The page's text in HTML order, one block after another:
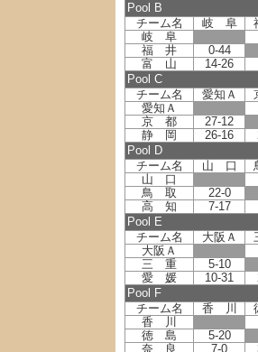
Pool B
チーム名
岐 阜
岐 阜
福 井
0-44
富 山
14-26
Pool C
チーム名
愛知Ａ
愛知Ａ
京 都
27-12
静 岡
26-16
Pool D
チーム名
山 口
山 口
鳥 取
22-0
高 知
7-17
Pool E
チーム名
大阪Ａ
大阪Ａ
三 重
5-10
愛 媛
10-31
Pool F
チーム名
香 川
香 川
徳 島
5-20
奈 良
7-0